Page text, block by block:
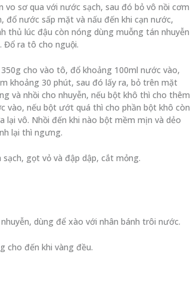
vo sơ qua với nước sạch, sau đó bỏ vô nồi cơm
đổ nước sấp mặt và nấu đến khi cạn nước,
thủ lúc đậu còn nóng dùng muỗng tán nhuyễn
Đổ ra tô cho nguội.
350g cho vào tô, đổ khoảng 100ml nước vào,
khoảng 30 phút, sau đó lấy ra, bỏ trên mặt
và nhồi cho nhuyễn, nếu bột khô thì cho thêm
vào, nếu bột ướt quá thì cho phần bột khô còn
lại vô. Nhồi đến khi nào bột mềm mịn và dẻo
lại thì ngưng.
sạch, gọt vỏ và đập dập, cắt mỏng.
dùng để xào với nhân bánh trôi nước.
cho đến khi vàng đều.